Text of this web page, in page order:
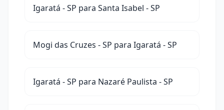
Igaratá - SP para Santa Isabel - SP
Mogi das Cruzes - SP para Igaratá - SP
Igaratá - SP para Nazaré Paulista - SP